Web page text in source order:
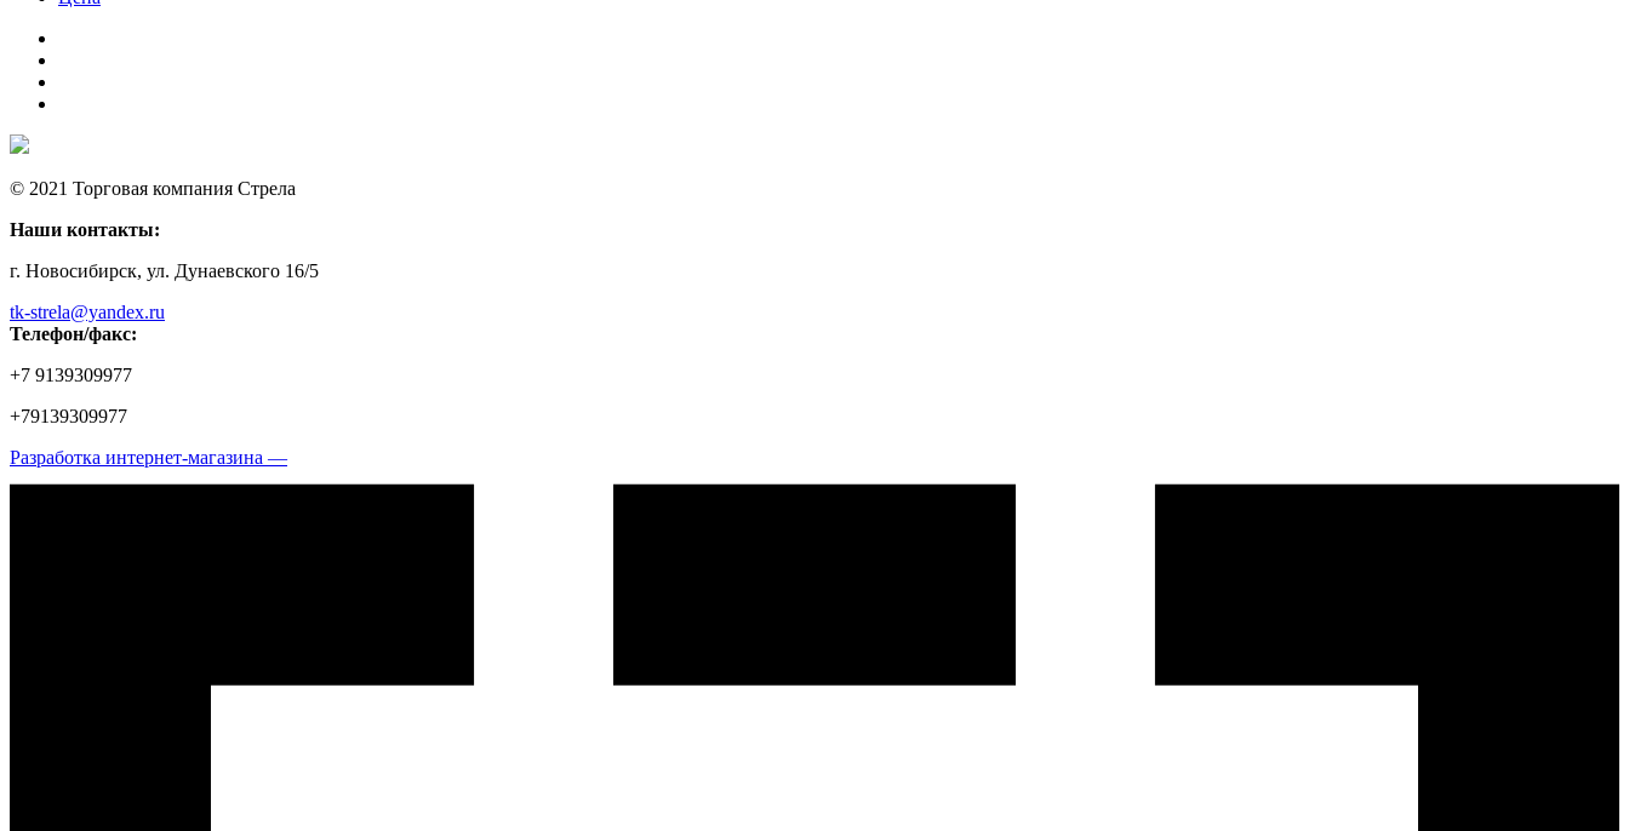
© 2021 Торговая компания Стрела
Наши контакты:
г. Новосибирск, ул. Дунаевского 16/5
tk-strela@yandex.ru
Телефон/факс:
+7 9139309977
+79139309977
Разработка интернет-магазина —